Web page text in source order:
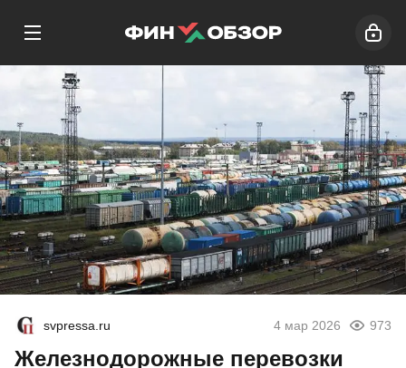
svpressa.ru 4 мар 2026 973
Железнодорожные перевозки